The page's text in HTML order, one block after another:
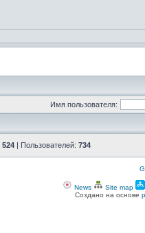
Имя пользователя:
524 | Пользователей: 734
News Site map
Создано на основе